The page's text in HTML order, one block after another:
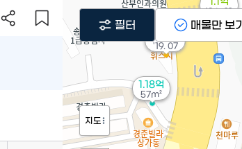
'26. 01
1.18억
57m²
'19. 07
지도
필터 매물만 보기